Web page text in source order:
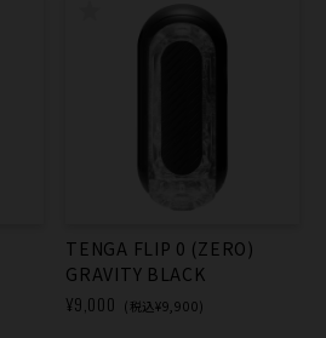
TENGA FLIP 0 (ZERO)
GRAVITY BLACK
¥9,000 (税込¥9,900)